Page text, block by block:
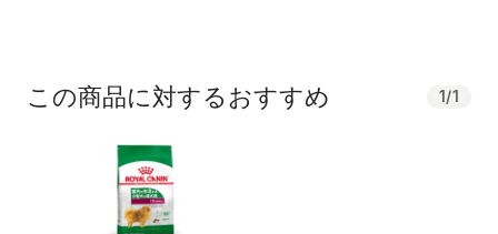
この商品に対するおすすめ 1 /1